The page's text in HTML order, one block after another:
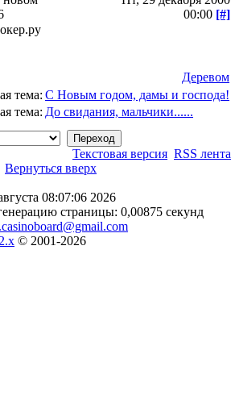
00:00 [#]
Деревом
тема: С Новым годом, дамы и господа!
тема: До свидания, мальчики......
Текстовая версия RSS лента
Вернуться вверх
08:07:06 2026
страницы: 0,00875 секунд
© 2001-2026